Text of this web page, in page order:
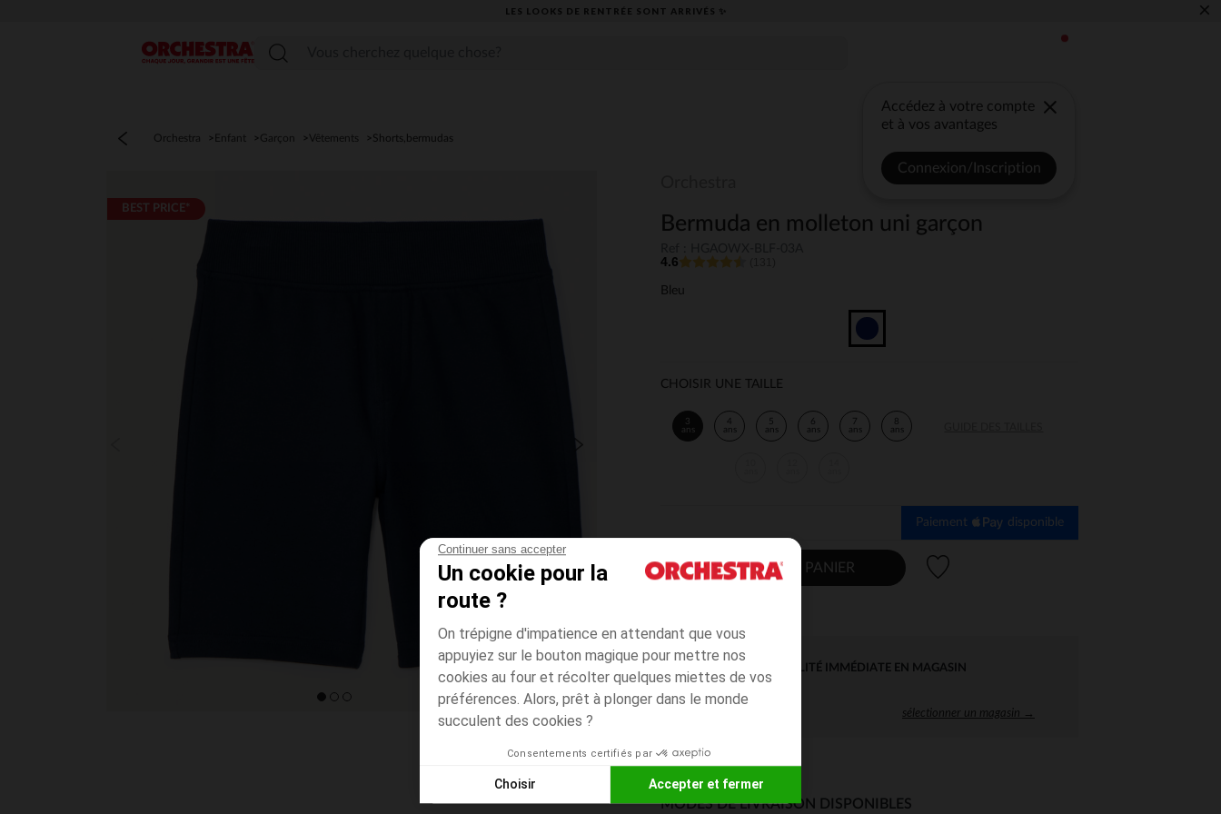
Continuer sans accepter
Un cookie pour la
route ?
On trépigne d'impatience en attendant que vous
appuyiez sur le bouton magique pour mettre nos
cookies au four et récolter quelques miettes de vos
préférences. Alors, prêt à plonger dans le monde
succulent des cookies ?
Consentements certifiés par
Choisir Accepter et fermer
LES LOOKS DE RENTRÉE SONT ARRIVÉS ✨ ×
Menu
Accédez à votre compte
et à vos avantages
Connexion/Inscription
Orchestra Enfant Garçon Vêtements Shorts,bermudas
BEST PRICE*
Bermuda en molleton uni garçon
4.6
Bleu
CHOISIR UNE TAILLE
3
ans
4
ans
5
ans
6
ans
7
ans
8
ans
Paiement disponible
AJOUTER AU PANIER
DISPONIBILITÉ IMMÉDIATE EN MAGASIN
sélectionner un magasin →
MODES DE LIVRAISON DISPONIBLES